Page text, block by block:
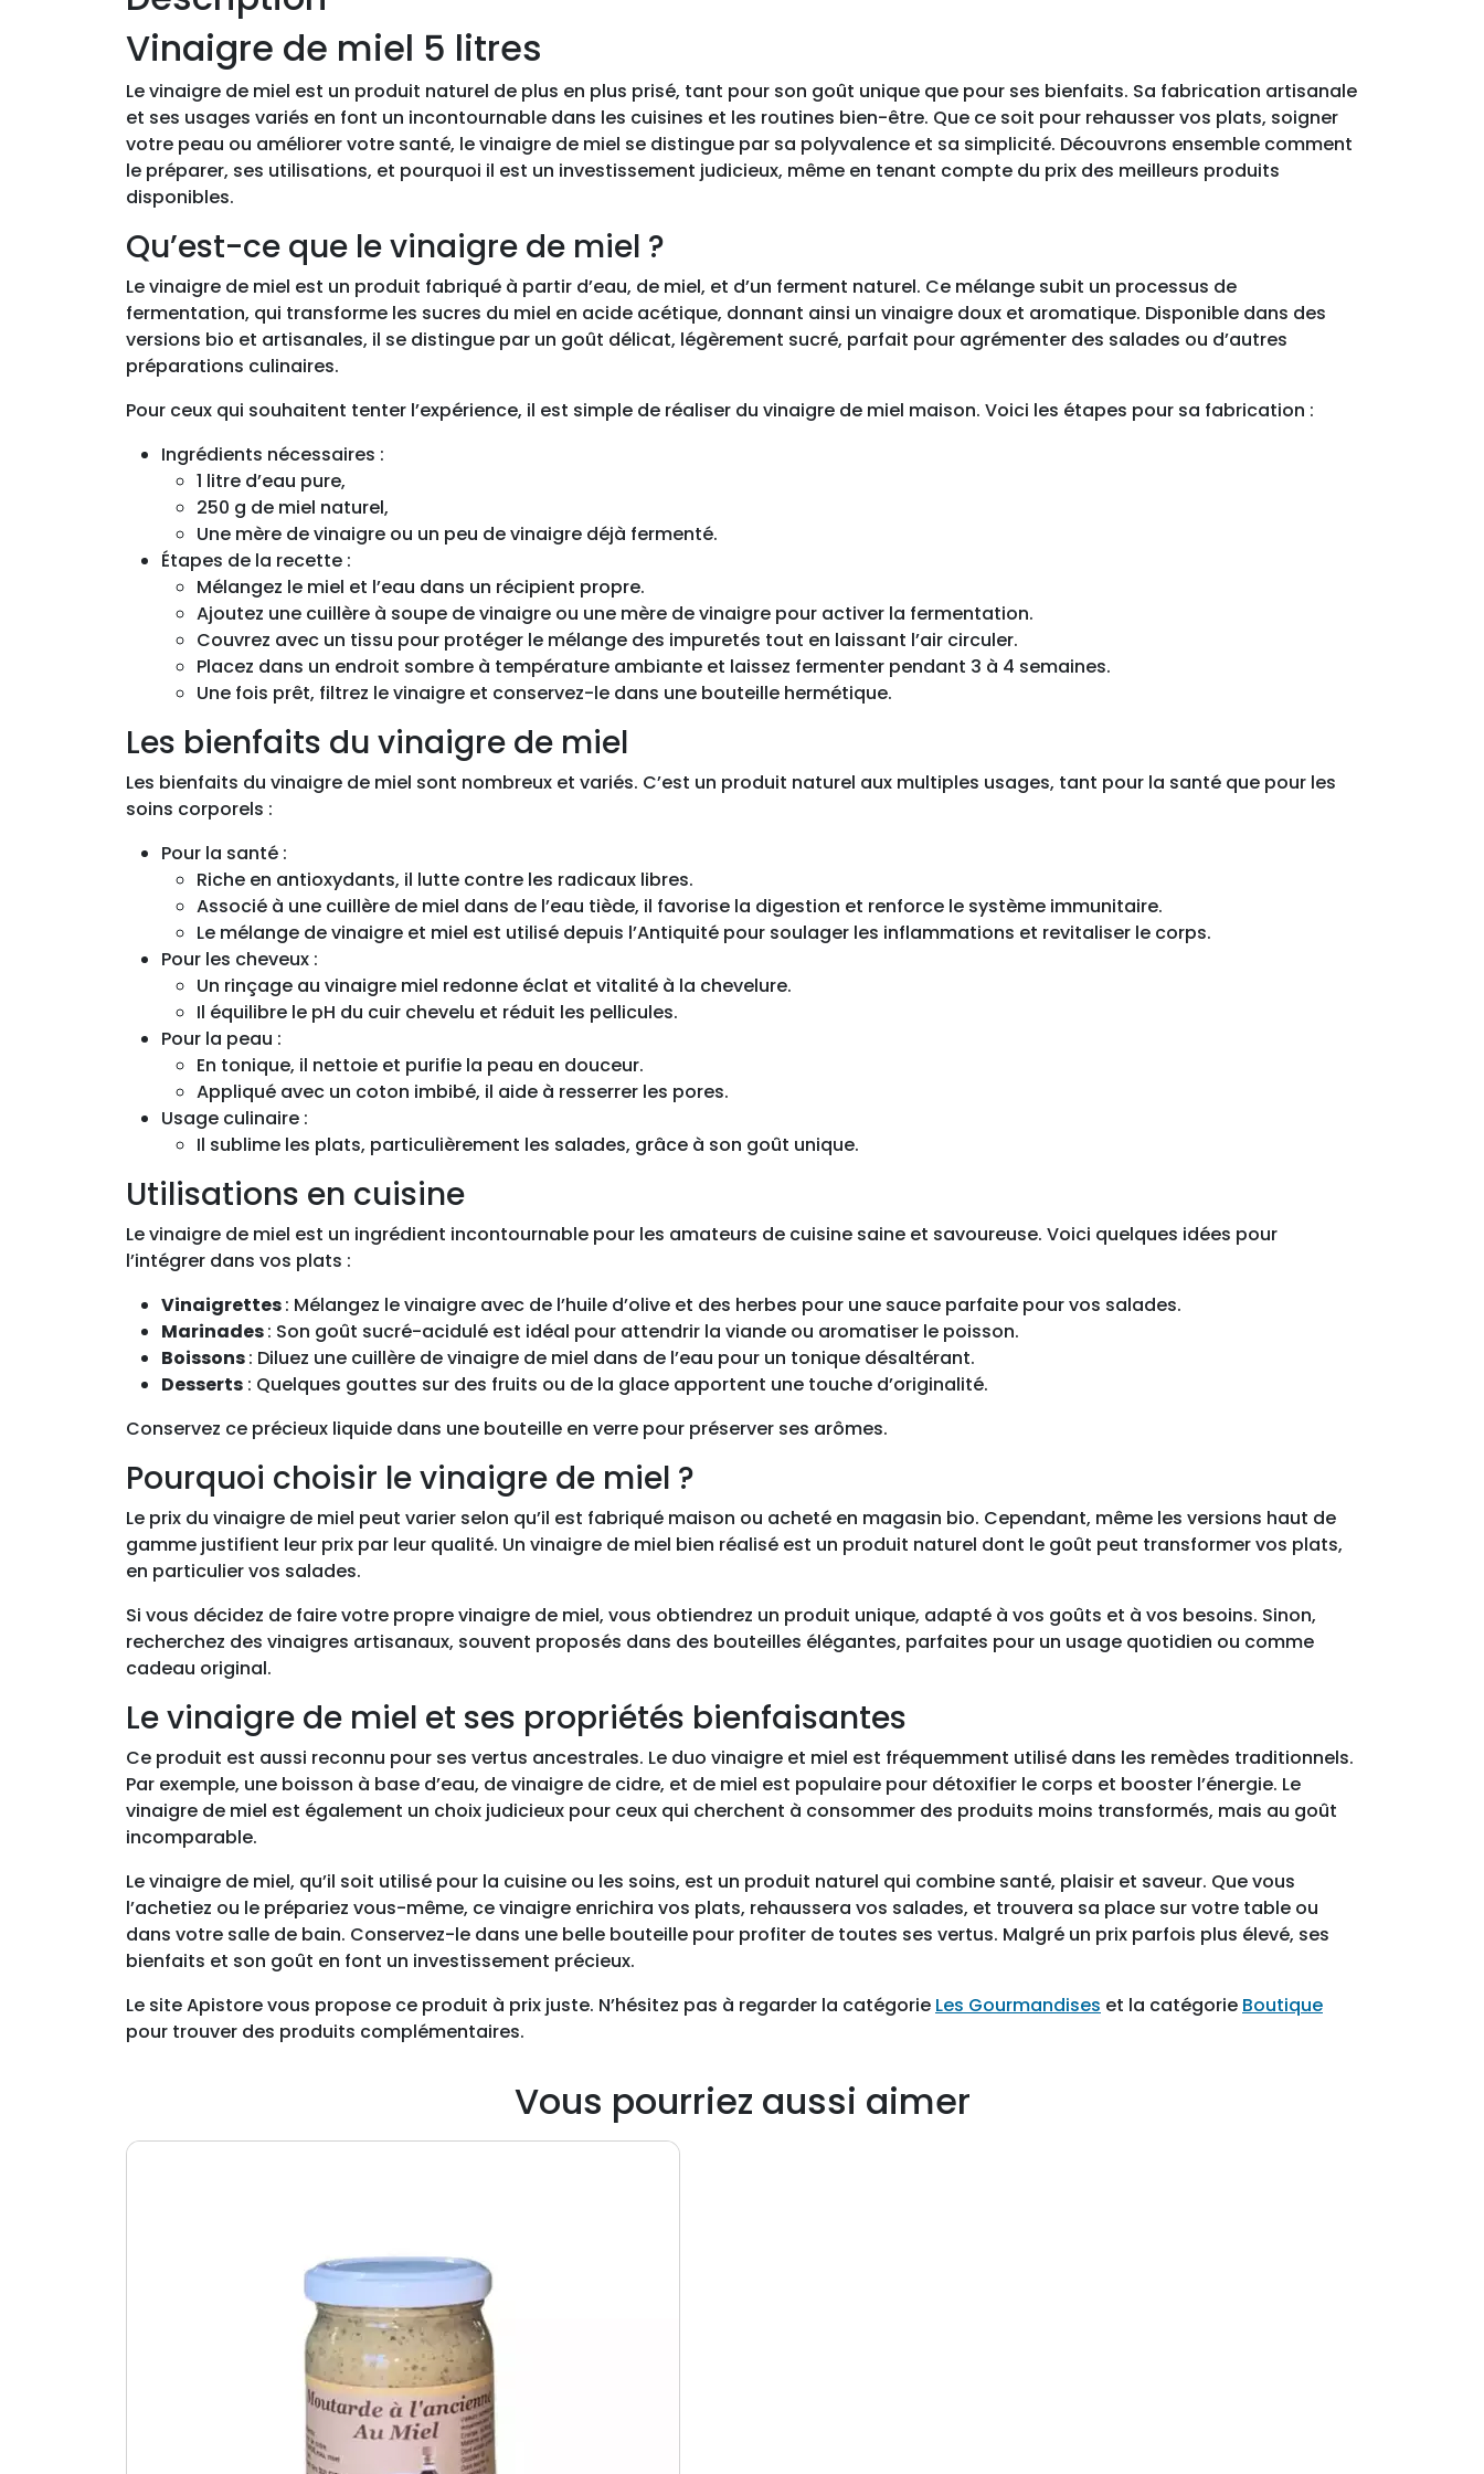
a
i
g
r
m
i
e
L
Vinaigre de miel 5 litres
Le vinaigre de miel est un produit naturel de plus en plus prisé, tant pour son goût unique que pour ses bienfaits. Sa fabrication artisanale
et ses usages variés en font un incontournable dans les cuisines et les routines bien-être. Que ce soit pour rehausser vos plats, soigner
votre peau ou améliorer votre santé, le vinaigre de miel se distingue par sa polyvalence et sa simplicité. Découvrons ensemble comment
le préparer, ses utilisations, et pourquoi il est un investissement judicieux, même en tenant compte du prix des meilleurs produits
disponibles.
Qu’est-ce que le vinaigre de miel ?
Le vinaigre de miel est un produit fabriqué à partir d’eau, de miel, et d’un ferment naturel. Ce mélange subit un processus de
fermentation, qui transforme les sucres du miel en acide acétique, donnant ainsi un vinaigre doux et aromatique. Disponible dans des
versions bio et artisanales, il se distingue par un goût délicat, légèrement sucré, parfait pour agrémenter des salades ou d’autres
préparations culinaires.
Pour ceux qui souhaitent tenter l’expérience, il est simple de réaliser du vinaigre de miel maison. Voici les étapes pour sa fabrication :
Ingrédients nécessaires :
1 litre d’eau pure,
250 g de miel naturel,
Une mère de vinaigre ou un peu de vinaigre déjà fermenté.
Étapes de la recette :
Mélangez le miel et l’eau dans un récipient propre.
Ajoutez une cuillère à soupe de vinaigre ou une mère de vinaigre pour activer la fermentation.
Couvrez avec un tissu pour protéger le mélange des impuretés tout en laissant l’air circuler.
Placez dans un endroit sombre à température ambiante et laissez fermenter pendant 3 à 4 semaines.
Une fois prêt, filtrez le vinaigre et conservez-le dans une bouteille hermétique.
Les bienfaits du vinaigre de miel
Les bienfaits du vinaigre de miel sont nombreux et variés. C’est un produit naturel aux multiples usages, tant pour la santé que pour les
soins corporels :
Pour la santé :
Riche en antioxydants, il lutte contre les radicaux libres.
Associé à une cuillère de miel dans de l’eau tiède, il favorise la digestion et renforce le système immunitaire.
Le mélange de vinaigre et miel est utilisé depuis l’Antiquité pour soulager les inflammations et revitaliser le corps.
Pour les cheveux :
Un rinçage au vinaigre miel redonne éclat et vitalité à la chevelure.
Il équilibre le pH du cuir chevelu et réduit les pellicules.
Pour la peau :
En tonique, il nettoie et purifie la peau en douceur.
Appliqué avec un coton imbibé, il aide à resserrer les pores.
Usage culinaire :
Il sublime les plats, particulièrement les salades, grâce à son goût unique.
Utilisations en cuisine
Le vinaigre de miel est un ingrédient incontournable pour les amateurs de cuisine saine et savoureuse. Voici quelques idées pour
l’intégrer dans vos plats :
Vinaigrettes: Mélangez le vinaigre avec de l’huile d’olive et des herbes pour une sauce parfaite pour vos salades.
Marinades: Son goût sucré-acidulé est idéal pour attendrir la viande ou aromatiser le poisson.
Boissons: Diluez une cuillère de vinaigre de miel dans de l’eau pour un tonique désaltérant.
Desserts : Quelques gouttes sur des fruits ou de la glace apportent une touche d’originalité.
Conservez ce précieux liquide dans une bouteille en verre pour préserver ses arômes.
Pourquoi choisir le vinaigre de miel ?
Le prix du vinaigre de miel peut varier selon qu’il est fabriqué maison ou acheté en magasin bio. Cependant, même les versions haut de
gamme justifient leur prix par leur qualité. Un vinaigre de miel bien réalisé est un produit naturel dont le goût peut transformer vos plats,
en particulier vos salades.
Si vous décidez de faire votre propre vinaigre de miel, vous obtiendrez un produit unique, adapté à vos goûts et à vos besoins. Sinon,
recherchez des vinaigres artisanaux, souvent proposés dans des bouteilles élégantes, parfaites pour un usage quotidien ou comme
cadeau original.
Le vinaigre de miel et ses propriétés bienfaisantes
Ce produit est aussi reconnu pour ses vertus ancestrales. Le duo vinaigre et miel est fréquemment utilisé dans les remèdes traditionnels.
Par exemple, une boisson à base d’eau, de vinaigre de cidre, et de miel est populaire pour détoxifier le corps et booster l’énergie. Le
vinaigre de miel est également un choix judicieux pour ceux qui cherchent à consommer des produits moins transformés, mais au goût
incomparable.
Le vinaigre de miel, qu’il soit utilisé pour la cuisine ou les soins, est un produit naturel qui combine santé, plaisir et saveur. Que vous
l’achetiez ou le prépariez vous-même, ce vinaigre enrichira vos plats, rehaussera vos salades, et trouvera sa place sur votre table ou
dans votre salle de bain. Conservez-le dans une belle bouteille pour profiter de toutes ses vertus. Malgré un prix parfois plus élevé, ses
bienfaits et son goût en font un investissement précieux.
Le site Apistore vous propose ce produit à prix juste. N’hésitez pas à regarder la catégorie Les Gourmandises et la catégorie Boutique
pour trouver des produits complémentaires.
Vous pourriez aussi aimer